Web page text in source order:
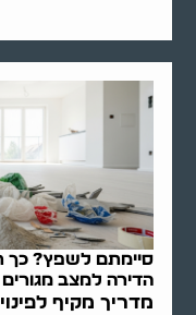
סיימתם לשפץ? כך
הדירה למצב
מדריך מקיף